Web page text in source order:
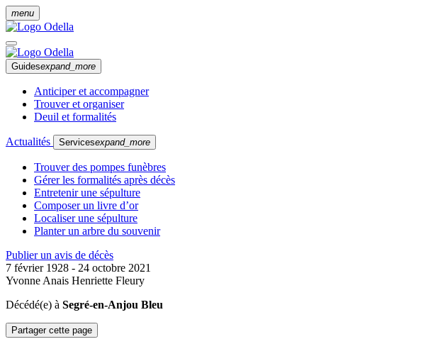
menu
Guidesexpand_more
Anticiper et accompagner
Trouver et organiser
Deuil et formalités
Actualités Servicesexpand_more
Trouver des pompes funèbres
Gérer les formalités après décès
Entretenir une sépulture
Composer un livre d’or
Localiser une sépulture
Planter un arbre du souvenir
Publier un avis de décès
7 février 1928 - 24 octobre 2021
Yvonne Anais Henriette Fleury
Décédé(e) à Segré-en-Anjou Bleu
Partager cette page